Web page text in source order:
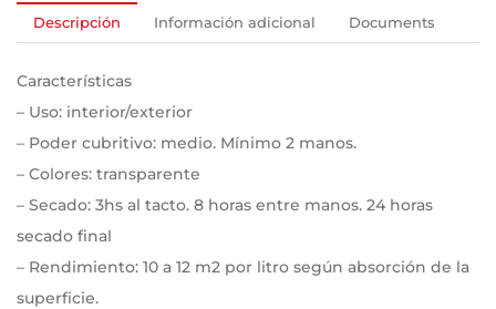
Descripción Información adicional Documents
Características
– Uso: interior/exterior
– Poder cubritivo: medio. Mínimo 2 manos.
– Colores: transparente
– Secado: 3hs al tacto. 8 horas entre manos. 24 horas
secado final
– Rendimiento: 10 a 12 m2 por litro según absorción de la
superficie.